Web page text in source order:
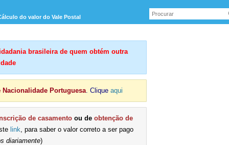
do valor do Vale Postal
brasileira de quem obtém outra
Portuguesa. Clique aqui
de casamento ou de obtenção de
link, para saber o valor correto a ser pago
diariamente)